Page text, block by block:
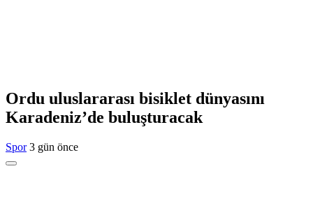
Ordu uluslararası bisiklet dünyasını
Karadeniz’de buluşturacak
Spor 3 gün önce